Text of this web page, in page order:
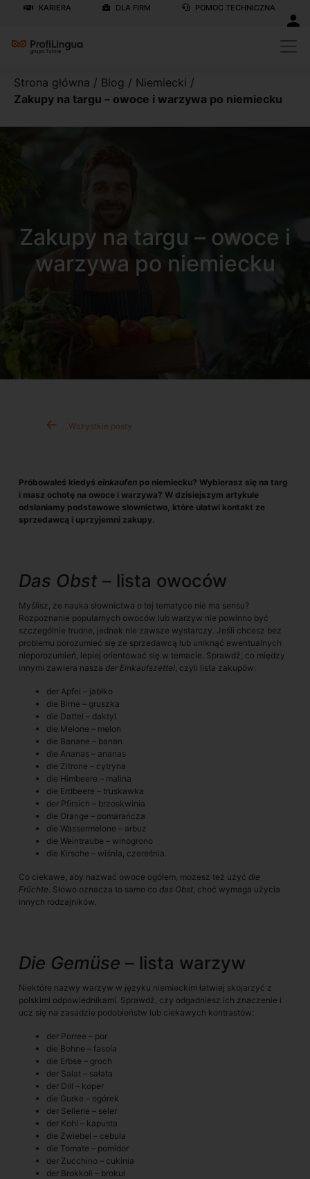
KARIERA DLA FIRM POMOC TECHNICZNA
Strona główna / Blog / Niemiecki /
Zakupy na targu – owoce i warzywa po niemiecku
Zakupy na targu – owoce i
warzywa po niemiecku
Wszystkie posty
Próbowałeś kiedyś einkaufen po niemiecku? Wybierasz się na targ
i masz ochotę na owoce i warzywa? W dzisiejszym artykule
odsłaniamy podstawowe słownictwo, które ułatwi kontakt ze
sprzedawcą i uprzyjemni zakupy.
Das Obst – lista owoców
Myślisz, że nauka słownictwa o tej tematyce nie ma sensu?
Rozpoznanie popularnych owoców lub warzyw nie powinno być
szczególnie trudne, jednak nie zawsze wystarczy. Jeśli chcesz bez
problemu porozumieć się ze sprzedawcą lub uniknąć ewentualnych
nieporozumień, lepiej orientować się w temacie. Sprawdź, co między
innymi zawiera nasza der Einkaufszettel, czyli lista zakupów:
der Apfel – jabłko
die Birne – gruszka
die Dattel – daktyl
die Melone – melon
die Banane – banan
die Ananas – ananas
die Zitrone – cytryna
die Himbeere – malina
die Erdbeere – truskawka
der Pfirsich – brzoskwinia
die Orange – pomarańcza
die Wassermelone – arbuz
die Weintraube – winogrono
die Kirsche – wiśnia, czereśnia.
Co ciekawe, aby nazwać owoce ogółem, możesz też użyć die
Früchte. Słowo oznacza to samo co das Obst, choć wymaga użycia
innych rodzajników.
Die Gemüse – lista warzyw
Niektóre nazwy warzyw w języku niemieckim łatwiej skojarzyć z
polskimi odpowiednikami. Sprawdź, czy odgadniesz ich znaczenie i
ucz się na zasadzie podobieństw lub ciekawych kontrastów:
der Porree – por
die Bohne – fasola
die Erbse – groch
der Salat – sałata
der Dill – koper
die Gurke – ogórek
der Sellerie – seler
der Kohl – kapusta
die Zwiebel – cebula
die Tomate – pomidor
der Zucchino – cukinia
der Brokkoli – brokuł